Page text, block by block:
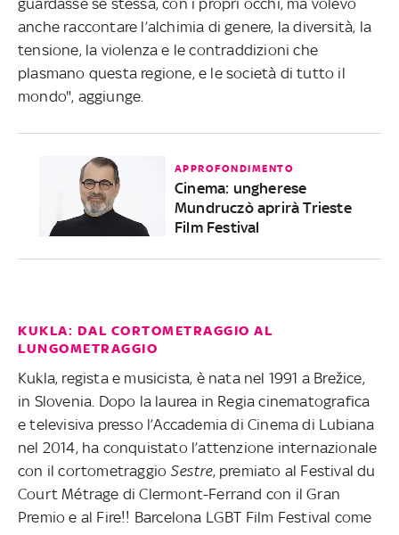
anche raccontare l’alchimia di genere, la diversità, la
tensione, la violenza e le contraddizioni che
plasmano questa regione, e le società di tutto il
mondo", aggiunge.
APPROFONDIMENTO
Cinema: ungherese
Mundruczò aprirà Trieste
Film Festival
KUKLA: DAL CORTOMETRAGGIO AL
LUNGOMETRAGGIO
Kukla, regista e musicista, è nata nel 1991 a Brežice,
in Slovenia. Dopo la laurea in Regia cinematografica
e televisiva presso l’Accademia di Cinema di Lubiana
nel 2014, ha conquistato l’attenzione internazionale
con il cortometraggioSestre, premiato al Festival du
Court Métrage di Clermont-Ferrand con il Gran
Premio e al Fire!! Barcelona LGBT Film Festival come